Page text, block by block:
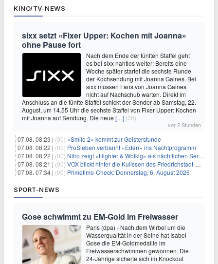
KINO/TV-NEWS
sixx setzt «Fixer Upper: Kochen mit Joanna»
ohne Pause fort
Nach dem Ende der fünften Staffel geht
es bei sixx nahtlos weiter: Bereits eine
Woche später startet die sechste Runde
der Kochsendung mit Joanna Gaines. Bei
sixx müssen Fans von Joanna Gaines
nicht auf Nachschub warten. Direkt im
Anschluss an die fünfte Staffel schickt der Sender ab Samstag, 22.
August, um 14.55 Uhr die sechste Staffel von Fixer Upper: Kochen
mit Joanna auf Sendung. Die neue […] (00)
vor 2 Stunden
07.08. 08:23 | (00) «Smile 2» kommt zur Geisterstunde
07.08. 08:22 | (00) ProSieben verbannt «Eden» ins Nachtprogramm
07.08. 08:22 | (00) Nitro zeigt «Highter & Wolkig» als nächtlichen Serienmarathon
07.08. 08:21 | (00) VOX blickt hinter die Kulissen des Friedrichstadt-Palasts
07.08. 07:34 | (00) Primetime-Check: Donnerstag, 6. August 2026
SPORT-NEWS
Gose schwimmt zu EM-Gold im Freiwasser
Paris (dpa) - Nach dem Wirbel um die
Wasserqualität in der Seine hat Isabel
Gose die EM-Goldmedaille im
Freiwasserschwimmen gewonnen. Die
24-Jährige sicherte sich im Knockout